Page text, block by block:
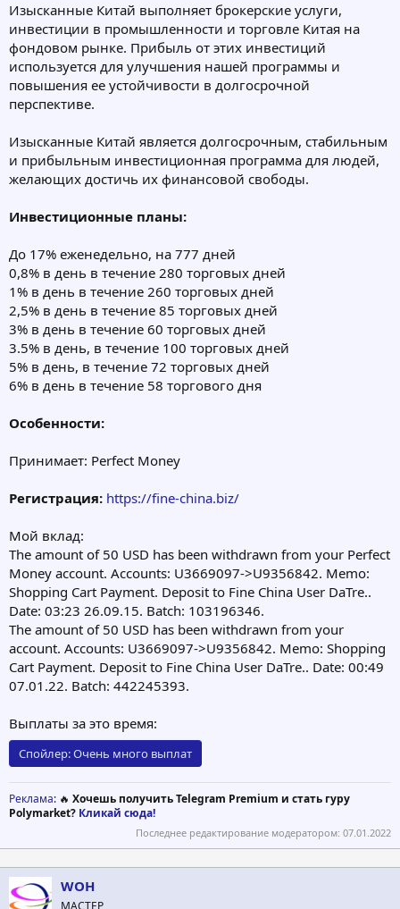
Изысканные Китай выполняет брокерские услуги,
инвестиции в промышленности и торговле Китая на
фондовом рынке. Прибыль от этих инвестиций
используется для улучшения нашей программы и
повышения ее устойчивости в долгосрочной
перспективе.
Изысканные Китай является долгосрочным, стабильным
и прибыльным инвестиционная программа для людей,
желающих достичь их финансовой свободы.
Инвестиционные планы:
До 17% еженедельно, на 777 дней
0,8% в день в течение 280 торговых дней
1% в день в течение 260 торговых дней
2,5% в день в течение 85 торговых дней
3% в день в течение 60 торговых дней
3.5% в день, в течение 100 торговых дней
5% в день, в течение 72 торговых дней
6% в день в течение 58 торгового дня
Особенности:
Принимает: Perfect Money
Регистрация: https://fine-china.biz/
Мой вклад:
The amount of 50 USD has been withdrawn from your Perfect
Money account. Accounts: U3669097->U9356842. Memo:
Shopping Cart Payment. Deposit to Fine China User DaTre..
Date: 03:23 26.09.15. Batch: 103196346.
The amount of 50 USD has been withdrawn from your
account. Accounts: U3669097->U9356842. Memo: Shopping
Cart Payment. Deposit to Fine China User DaTre.. Date: 00:49
07.01.22. Batch: 442245393.
Выплаты за это время:
Спойлер:Очень много выплат
Реклама: 🔥 Хочешь получить Telegram Premium и стать гуру
Polymarket? Кликай сюда!
Последнее редактирование модератором: 07.01.2022
WOH
МАСТЕР